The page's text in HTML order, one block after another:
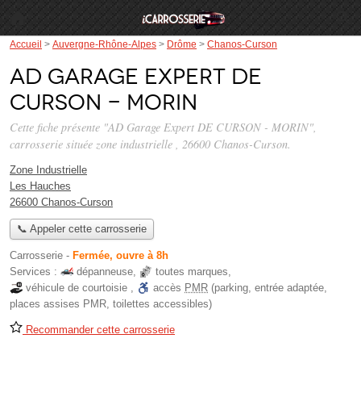
Accueil > Auvergne-Rhône-Alpes > Drôme > Chanos-Curson
AD Garage Expert DE
CURSON - MORIN
Cette fiche présente "AD Garage Expert DE CURSON - MORIN",
carrosserie située zone industrielle , 26600 Chanos-Curson.
Zone Industrielle
Les Hauches
26600 Chanos-Curson
📞 Appeler cette carrosserie
Carrosserie - Fermée, ouvre à 8h
Services :
dépanneuse, toutes marques,
véhicule de courtoisie , accès PMR (parking, entrée adaptée,
places assises PMR, toilettes accessibles)
Recommander cette carrosserie